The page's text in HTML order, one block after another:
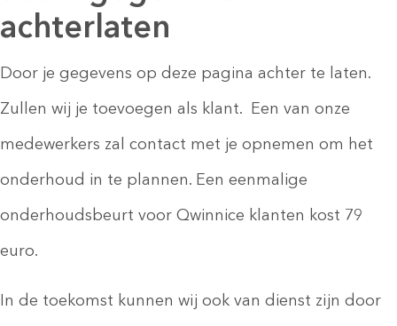
achterlaten
Door je gegevens op deze pagina achter te laten.
Zullen wij je toevoegen als klant. Een van onze
medewerkers zal contact met je opnemen om het
onderhoud in te plannen. Een eenmalige
onderhoudsbeurt voor Qwinnice klanten kost 79
euro.
In de toekomst kunnen wij ook van dienst zijn door